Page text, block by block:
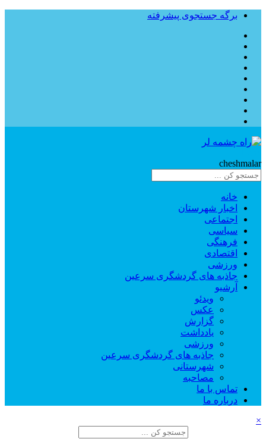
برگه جستجوی پیشرفته
cheshmalar
خانه
اخبار شهرستان
اجتماعی
سیاسی
فرهنگی
اقتصادی
ورزشی
جاذبه های گردشگری سرعین
آرشیو
ویدئو
عکس
گزارش
یادداشت
ورزشی
جاذبه های گردشگری سرعین
شهرستانی
مصاحبه
تماس با ما
درباره ما
×